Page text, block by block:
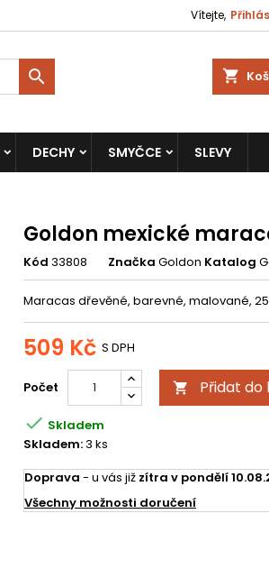
Vítejte,
shopping_cart

DECHY SMYČCE SLEVY
Goldon mexické
Kód 33808 Značka Goldon Katalog
Maracas dřevěné, barevné, malované,
509 Kč S DPH
Počet  Přidat do
 Skladem
Skladem:3 ks
Doprava - u vás již zítra v pondělí
Všechny možnosti doručení